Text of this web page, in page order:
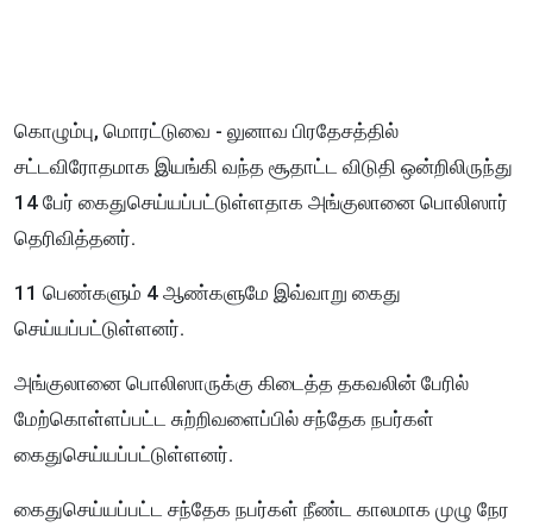
கொழும்பு, மொரட்டுவை - லுனாவ பிரதேசத்தில்
சட்டவிரோதமாக இயங்கி வந்த சூதாட்ட விடுதி ஒன்றிலிருந்து
14 பேர் கைதுசெய்யப்பட்டுள்ளதாக அங்குலானை பொலிஸார்
தெரிவித்தனர்.
11 பெண்களும் 4 ஆண்களுமே இவ்வாறு கைது
செய்யப்பட்டுள்ளனர்.
அங்குலானை பொலிஸாருக்கு கிடைத்த தகவலின் பேரில்
மேற்கொள்ளப்பட்ட சுற்றிவளைப்பில் சந்தேக நபர்கள்
கைதுசெய்யப்பட்டுள்ளனர்.
கைதுசெய்யப்பட்ட சந்தேக நபர்கள் நீண்ட காலமாக முழு நேர